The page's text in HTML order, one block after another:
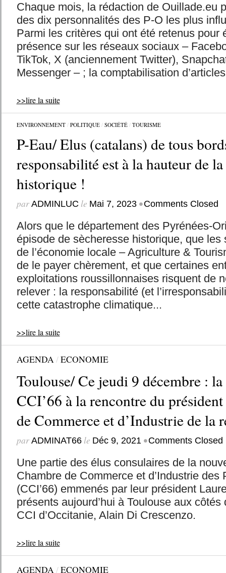
Chaque mois, la rédaction de Ouillade.eu
des dix personnalités des P-O les plus
Parmi les critères qui ont été retenus pour
présence sur les réseaux sociaux –
TikTok, X (anciennement Twitter),
Messenger – ; la comptabilisation
>>lire la suite
ENVIRONNEMENT/ POLITIQUE/ SOCIÉTÉ/ TOURISME
P-Eau/ Elus (catalans) de tous
responsabilité est à la hauteur de
historique !
par ADMINLUC le Mai 7, 2023 •Comments Closed
Alors que le département des Pyrénées-
épisode de sècheresse historique, que les
de l’économie locale – Agriculture &
de le payer chèrement, et que certaines
exploitations roussillonnaises risquent de
relever : la responsabilité (et
cette catastrophe climatique...
>>lire la suite
AGENDA/ECONOMIE
Toulouse/ Ce jeudi 9 décembre :
CCI’66 à la rencontre du
de Commerce et d’Industrie de la
par ADMINAT66le Déc 9, 2021 •Comments Closed
Une partie des élus consulaires de la
Chambre de Commerce et d’Industrie des
(CCI’66) emmenés par leur président
présents aujourd’hui à Toulouse aux
CCI d’Occitanie, Alain Di Crescenzo.
>>lire la suite
AGENDA/ECONOMIE